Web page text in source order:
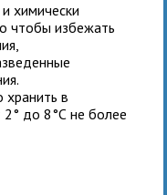
химически
чтобы избежать
в
2° до 8°С не более